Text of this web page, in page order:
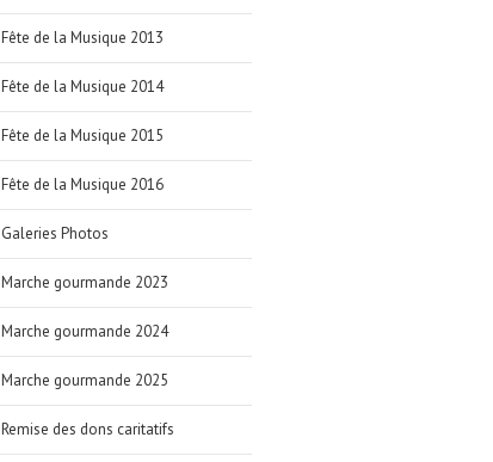
Fête de la Musique 2013
Fête de la Musique 2014
Fête de la Musique 2015
Fête de la Musique 2016
Galeries Photos
Marche gourmande 2023
Marche gourmande 2024
Marche gourmande 2025
Remise des dons caritatifs